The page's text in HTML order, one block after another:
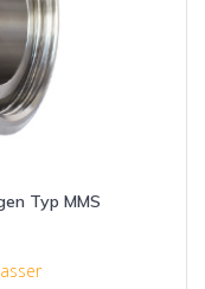
Typ MMS